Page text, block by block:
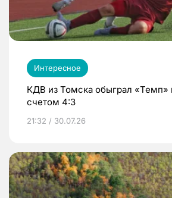
Интересное
КДВ из Томска обыграл «Темп»
счетом 4:3
21:32 / 30.07.26